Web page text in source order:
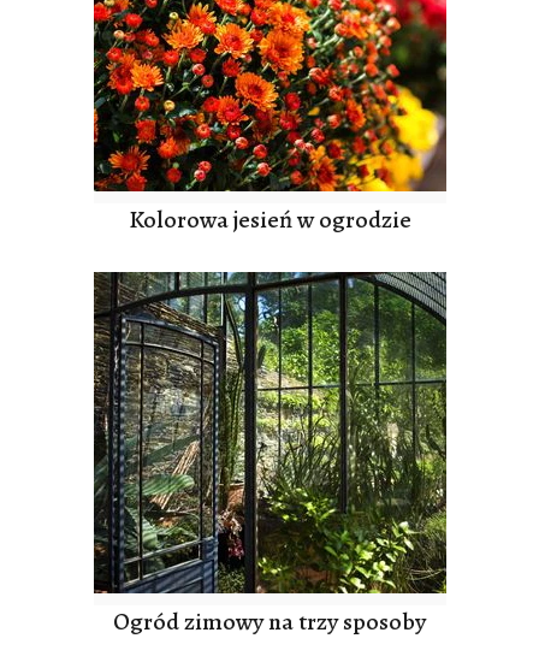
Kolorowa jesień w ogrodzie
Ogród zimowy na trzy sposoby